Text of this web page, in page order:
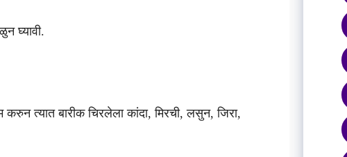
घ्यावी.
त्यात बारीक चिरलेला कांदा, मिरची, लसुन, जिरा,